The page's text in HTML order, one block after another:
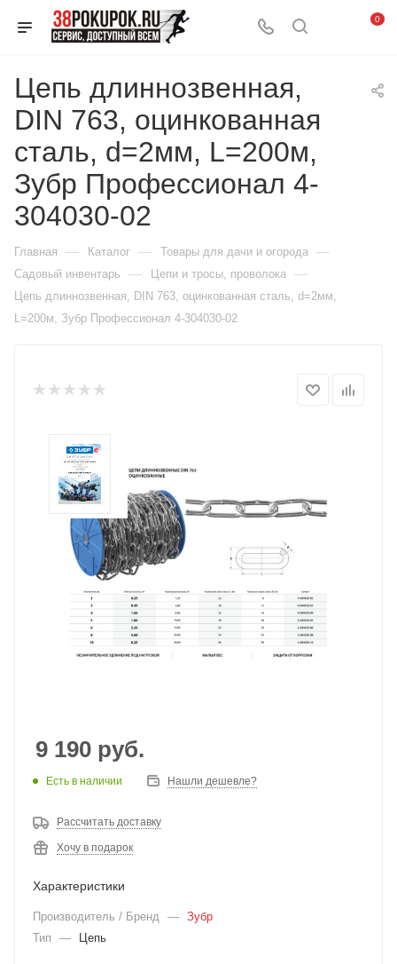
0
Цепь длиннозвенная,
DIN 763, оцинкованная
сталь, d=2мм, L=200м,
Зубр Профессионал 4-
304030-02
Главная — Каталог — Товары для дачи и огорода —
Садовый инвентарь — Цепи и тросы, проволока —
Цепь длиннозвенная, DIN 763, оцинкованная сталь, d=2мм,
L=200м, Зубр Профессионал 4-304030-02
9 190 руб.
Есть в наличии Нашли дешевле?
Рассчитать доставку
Хочу в подарок
Характеристики
Производитель / Бренд — Зубр
Тип
— Цепь